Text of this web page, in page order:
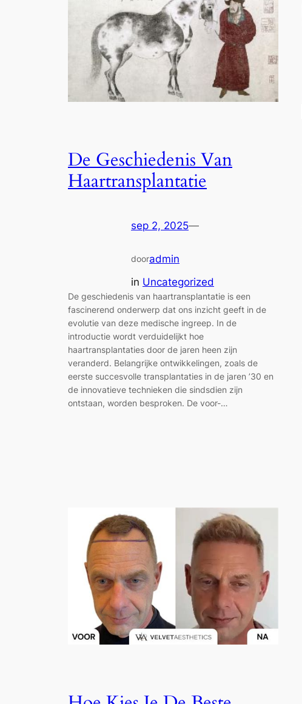
De Geschiedenis Van
Haartransplantatie
sep 2, 2025—
dooradmin
in Uncategorized
De geschiedenis van haartransplantatie is een
fascinerend onderwerp dat ons inzicht geeft in de
evolutie van deze medische ingreep. In de
introductie wordt verduidelijkt hoe
haartransplantaties door de jaren heen zijn
veranderd. Belangrijke ontwikkelingen, zoals de
eerste succesvolle transplantaties in de jaren ’30 en
de innovatieve technieken die sindsdien zijn
ontstaan, worden besproken. De voor-…